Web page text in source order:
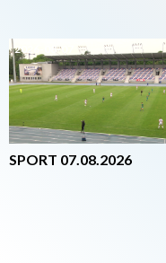
2026-08-07
SPORT 07.08.2026